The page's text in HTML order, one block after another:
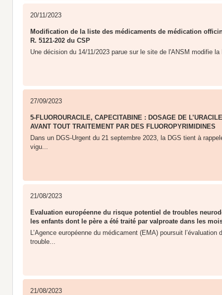
20/11/2023
Modification de la liste des médicaments de médication
R. 5121-202 du CSP
Une décision du 14/11/2023 parue sur le site de l'ANSM modifie
27/09/2023
5-FLUOROURACILE, CAPECITABINE : DOSAGE DE
AVANT TOUT TRAITEMENT PAR DES FLUOROPYRIMIDINES
Dans un DGS-Urgent du 21 septembre 2023, la DGS tient à
vigu...
21/08/2023
Evaluation européenne du risque potentiel de troubles
les enfants dont le père a été traité par valproate dans les
L’Agence européenne du médicament (EMA) poursuit l’évaluation
trouble...
21/08/2023